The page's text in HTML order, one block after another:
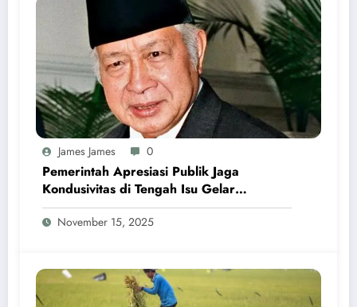
James James 0
Pemerintah Apresiasi Publik Jaga
Kondusivitas di Tengah Isu Gelar
Pahlawan Soeharto
November 15, 2025